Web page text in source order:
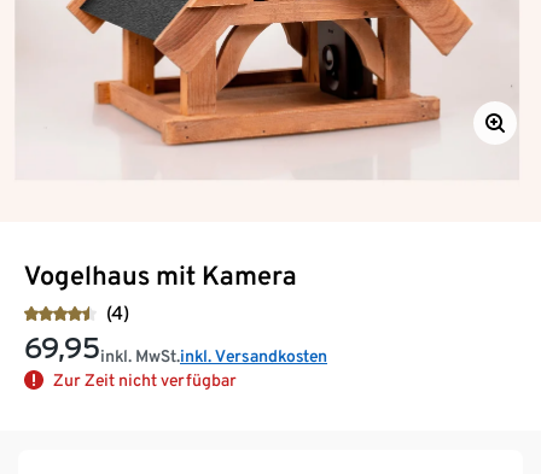
Vogelhaus mit Kamera
(4)
69,95inkl. MwSt.inkl. Versandkosten
Zur Zeit nicht verfügbar